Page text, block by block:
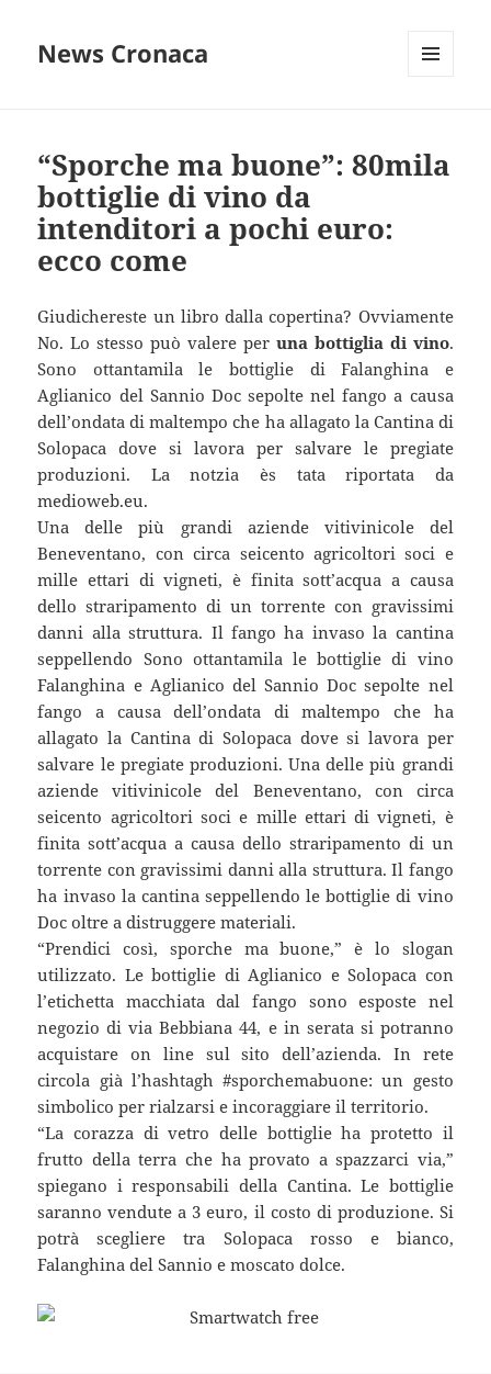
News Cronaca
“Sporche ma buone”: 80mila
bottiglie di vino da
intenditori a pochi euro:
ecco come
Giudichereste un libro dalla copertina? Ovviamente
No. Lo stesso può valere per una bottiglia di vino.
Sono ottantamila le bottiglie di Falanghina e
Aglianico del Sannio Doc sepolte nel fango a causa
dell’ondata di maltempo che ha allagato la Cantina di
Solopaca dove si lavora per salvare le pregiate
produzioni. La notzia ès tata riportata da
medioweb.eu.
Una delle più grandi aziende vitivinicole del
Beneventano, con circa seicento agricoltori soci e
mille ettari di vigneti, è finita sott’acqua a causa
dello straripamento di un torrente con gravissimi
danni alla struttura. Il fango ha invaso la cantina
seppellendo Sono ottantamila le bottiglie di vino
Falanghina e Aglianico del Sannio Doc sepolte nel
fango a causa dell’ondata di maltempo che ha
allagato la Cantina di Solopaca dove si lavora per
salvare le pregiate produzioni. Una delle più grandi
aziende vitivinicole del Beneventano, con circa
seicento agricoltori soci e mille ettari di vigneti, è
finita sott’acqua a causa dello straripamento di un
torrente con gravissimi danni alla struttura. Il fango
ha invaso la cantina seppellendo le bottiglie di vino
Doc oltre a distruggere materiali.
“Prendici così, sporche ma buone,” è lo slogan
utilizzato. Le bottiglie di Aglianico e Solopaca con
l’etichetta macchiata dal fango sono esposte nel
negozio di via Bebbiana 44, e in serata si potranno
acquistare on line sul sito dell’azienda. In rete
circola già l’hashtagh #sporchemabuone: un gesto
simbolico per rialzarsi e incoraggiare il territorio.
“La corazza di vetro delle bottiglie ha protetto il
frutto della terra che ha provato a spazzarci via,”
spiegano i responsabili della Cantina. Le bottiglie
saranno vendute a 3 euro, il costo di produzione. Si
potrà scegliere tra Solopaca rosso e bianco,
Falanghina del Sannio e moscato dolce.